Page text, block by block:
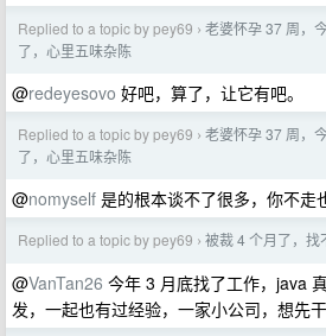
Replied to a topic by pey69 › 老婆怀孕 37 周，
了，心里五味杂陈
@redeyesovo 好吧，算了，让它有吧。
Replied to a topic by pey69 › 老婆怀孕 37 周，
了，心里五味杂陈
@nomyself 是的根本谈不了很多，你不走
Replied to a topic by pey69 › 被裁 4 个月了，找
@VanTan26 今年 3 月底找了工作，java
发，一起也有过经验，一家小公司，想先干